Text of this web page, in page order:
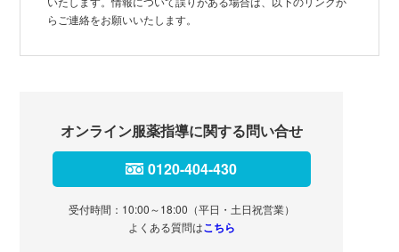
らご連絡をお願いいたします。
オンライン服薬指導に関する問い合せ
0120-404-430
受付時間：10:00～18:00（平日・土日祝営業）
よくある質問はこちら